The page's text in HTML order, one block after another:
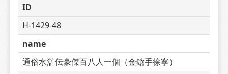
ID
H-1429-48
name
通俗水滸伝豪傑百八人一個（金鎗手徐寧）